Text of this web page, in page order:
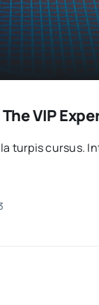
VIP
turpis cursus.